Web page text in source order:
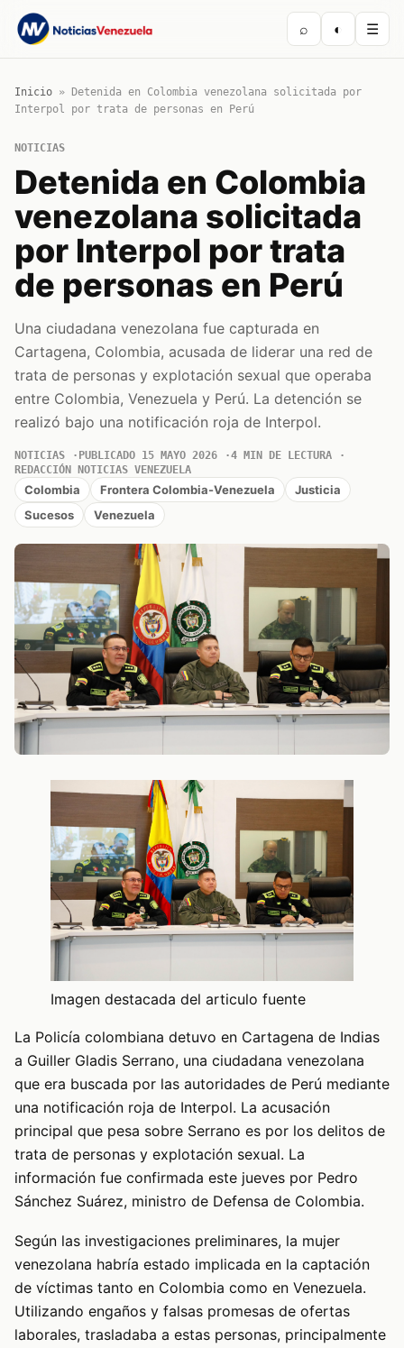
⌕ ◐ ☰
Inicio »
Detenida en Colombia venezolana solicitada por
Interpol por trata de personas en Perú
NOTICIAS
Detenida en Colombia
venezolana solicitada
por Interpol por trata
de personas en Perú
Una ciudadana venezolana fue capturada en
Cartagena, Colombia, acusada de liderar una red de
trata de personas y explotación sexual que operaba
entre Colombia, Venezuela y Perú. La detención se
realizó bajo una notificación roja de Interpol.
NOTICIAS PUBLICADO 15 MAYO 2026
4 MIN DE LECTURA
REDACCIÓN NOTICIAS VENEZUELA
Colombia Frontera Colombia-Venezuela
Justicia
Sucesos
Venezuela
Imagen destacada del articulo fuente
La Policía colombiana detuvo en Cartagena de Indias
a Guiller Gladis Serrano, una ciudadana venezolana
que era buscada por las autoridades de Perú mediante
una notificación roja de Interpol. La acusación
principal que pesa sobre Serrano es por los delitos de
trata de personas y explotación sexual. La
información fue confirmada este jueves por Pedro
Sánchez Suárez, ministro de Defensa de Colombia.
Según las investigaciones preliminares, la mujer
venezolana habría estado implicada en la captación
de víctimas tanto en Colombia como en Venezuela.
Utilizando engaños y falsas promesas de ofertas
laborales, trasladaba a estas personas, principalmente